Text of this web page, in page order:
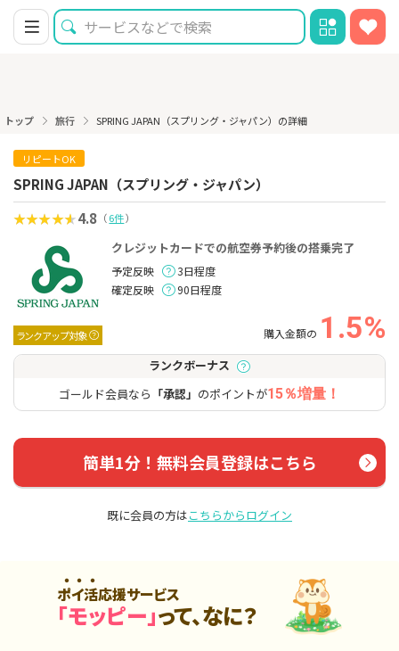
トップ 旅行 SPRING JAPAN（スプリング・ジャパン）の詳細
リピートOK
SPRING JAPAN（スプリング・ジャパン）
4.8 （6件）
ランクアップ対象
クレジットカードでの航空券予約後の搭乗完了
予定反映
3日程度
確定反映
90日程度
購入金額の 1.5%
ランクボーナス
ゴールド会員なら 「承認」 のポイントが15％増量！
簡単1分！無料会員登録はこちら
既に会員の方はこちらからログイン
ポイ活応援サービス
「モッピー」って、なに？